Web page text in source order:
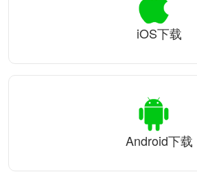
iOS下载
Android下载